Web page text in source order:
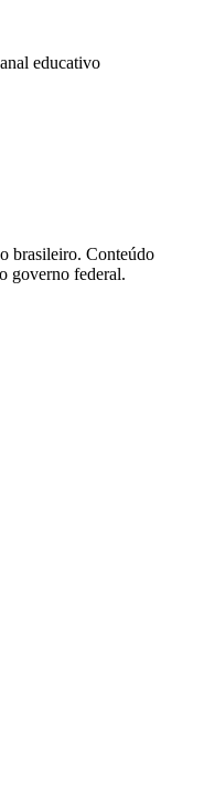
educativo
brasileiro. Conteúdo
governo federal.